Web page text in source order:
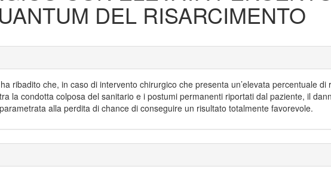
DEL RISARCIMENTO
ribadito che, in caso di intervento chirurgico che presenta un’elevata percentuale di
la condotta colposa del sanitario e i postumi permanenti riportati dal paziente, il
alla perdita di chance di conseguire un risultato totalmente favorevole.